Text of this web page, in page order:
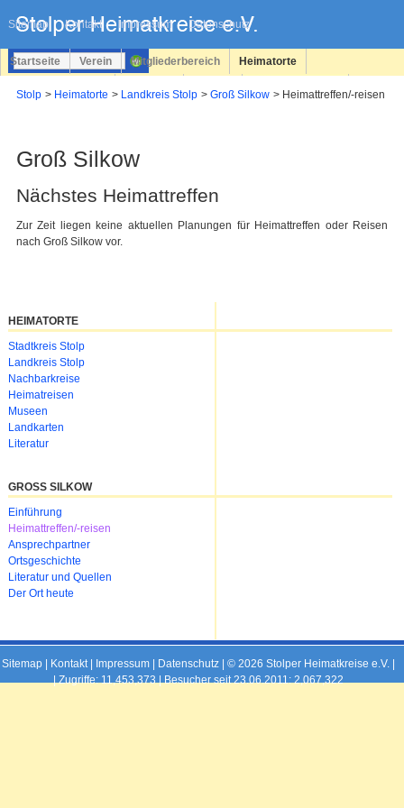
Sitemap Kontakt Impressum Datenschutz
überspringen
Startseite Verein Mitgliederbereich Heimatorte
Stolp Heimatorte Landkreis Stolp Groß Silkow Heimattreffen/-reisen
Groß Silkow
Nächstes Heimattreffen
Zur Zeit liegen keine aktuellen Planungen für Heimattreffen oder Reisen
nach Groß Silkow vor.
HEIMATORTE
Navigation
überspringen
Stadtkreis Stolp
Landkreis Stolp
Nachbarkreise
Heimatreisen
Museen
Landkarten
Literatur
GROSS SILKOW
Navigation
überspringen
Einführung
Heimattreffen/-reisen
Ansprechpartner
Ortsgeschichte
Literatur und Quellen
Der Ort heute
Sitemap| Kontakt| Impressum| Datenschutz| © 2026 Stolper Heimatkreise e.V. |
|Zugriffe: 11,453,373 | Besucher seit 23.06.2011: 2,067,322